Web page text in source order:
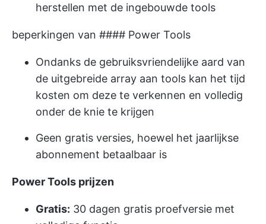
herstellen met de ingebouwde tools
beperkingen van #### Power Tools
Ondanks de gebruiksvriendelijke aard van
de uitgebreide array aan tools kan het tijd
kosten om deze te verkennen en volledig
onder de knie te krijgen
Geen gratis versies, hoewel het jaarlijkse
abonnement betaalbaar is
Power Tools prijzen
Gratis: 30 dagen gratis proefversie met